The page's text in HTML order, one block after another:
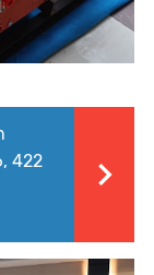
422